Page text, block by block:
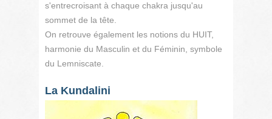
s'entrecroisant à chaque chakra jusqu'au
sommet de la tête.
On retrouve également les notions du HUIT,
harmonie du Masculin et du Féminin, symbole
du Lemniscate.
La Kundalini